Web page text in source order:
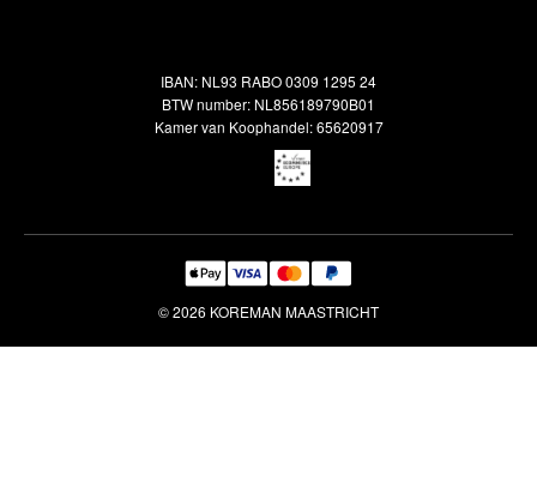
Veelgestelde vragen
IBAN: NL93 RABO 0309 1295 24
BTW number: NL856189790B01
Kamer van Koophandel: 65620917
© 2026 KOREMAN MAASTRICHT